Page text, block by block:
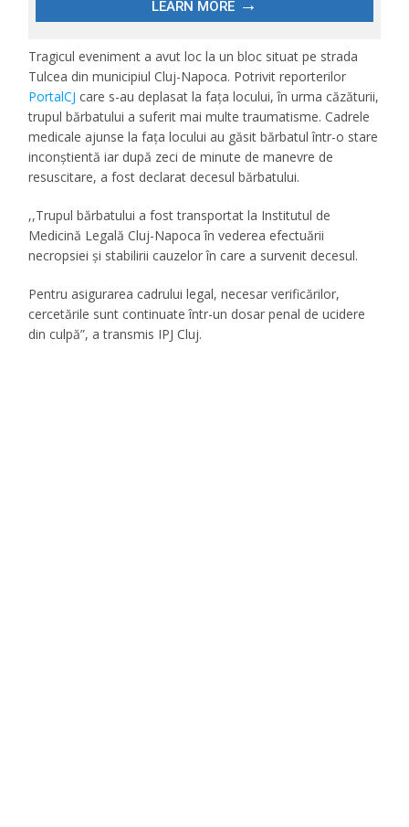
Tragicul eveniment a avut loc la un bloc situat pe strada
Tulcea din municipiul Cluj-Napoca. Potrivit reporterilor
PortalCJ care s-au deplasat la fața locului, în urma căzăturii,
trupul bărbatului a suferit mai multe traumatisme. Cadrele
medicale ajunse la fața locului au găsit bărbatul într-o stare
inconștientă iar după zeci de minute de manevre de
resuscitare, a fost declarat decesul bărbatului.
,,Trupul bărbatului a fost transportat la Institutul de
Medicină Legală Cluj-Napoca în vederea efectuării
necropsiei și stabilirii cauzelor în care a survenit decesul.
Pentru asigurarea cadrului legal, necesar verificărilor,
cercetările sunt continuate într-un dosar penal de ucidere
din culpă”, a transmis IPJ Cluj.